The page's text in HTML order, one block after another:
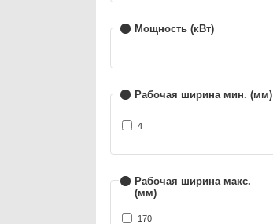
Мощность (кВт)
Рабочая ширина мин. (мм)
4
Рабочая ширина макс.
(мм)
170